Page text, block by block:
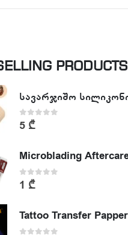
PRODUCTS
0out of 5
5 ₾
0 out of 5
1 ₾